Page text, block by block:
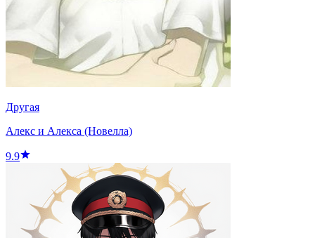
Другая
Алекс и Алекса (Новелла)
9.9